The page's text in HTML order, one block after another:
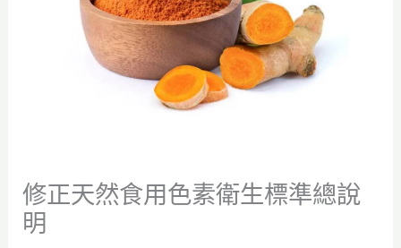
修正天然食用色素衛生標準總說
明